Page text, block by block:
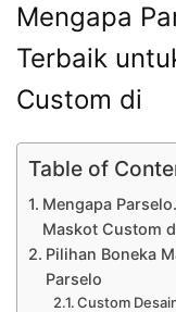
Mengapa
Terbaik
Custom di
Table of
Mengapa
Maskot Custom
Pilihan Boneka
Parselo
Custom